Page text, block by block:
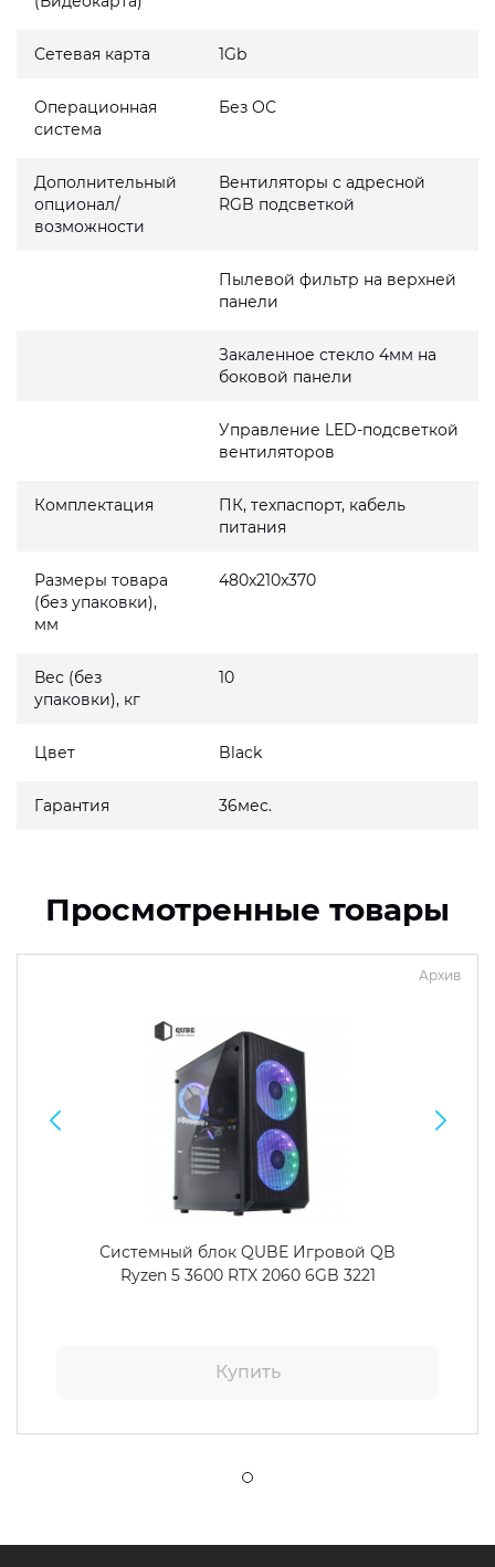
Сетевая карта 1Gb
Операционная
система
Без ОС
Дополнительный
опционал/
возможности
Вентиляторы с адресной
RGB подсветкой
Пылевой фильтр на верхней
панели
Закаленное стекло 4мм на
боковой панели
Управление LED-подсветкой
вентиляторов
Комплектация
ПК, техпаспорт, кабель
питания
Размеры товара
(без упаковки),
мм
480x210x370
Вес (без
упаковки), кг
10
Цвет Black
Гарантия 36мес.
Просмотренные товары
Архив
Системный блок QUBE Игровой QB
Ryzen 5 3600 RTX 2060 6GB 3221
Купить